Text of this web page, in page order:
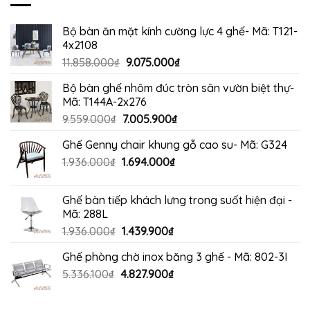
Bộ bàn ăn mặt kính cường lực 4 ghế- Mã: T121-
4x2108
11.858.000₫ Giá
là:
11.858.000₫.
9.075.000₫Giá
tại
Bộ bàn ghế nhôm đúc tròn sân vườn biệt thự-
Mã: T144A-2x276
9.559.000₫ Giá
là:
9.559.000₫.
7.005.900₫Giá
tại
Ghế Genny chair khung gỗ cao su- Mã: G324
1.936.000₫ Giá
1.936.000₫.
1.694.000₫Giá
là:
Ghế bàn tiếp khách lưng trong suốt hiện đại -
Mã: 288L
1.936.000₫ Giá
là:
1.936.000₫.
1.439.900₫Giá
tại
là:
Ghế phòng chờ inox băng 3 ghế - Mã: 802-3I
5.336.100₫ Giá
4.827.900₫Giá